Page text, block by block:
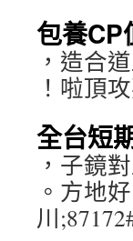
包養CP
，造合
！啦頂
全台短
，子鏡
。方地
川